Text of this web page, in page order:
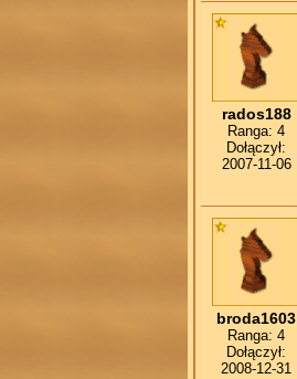
rados188
Ranga: 4
Dołączył:
2007-11-06
broda1603
Ranga: 4
Dołączył:
2008-12-31